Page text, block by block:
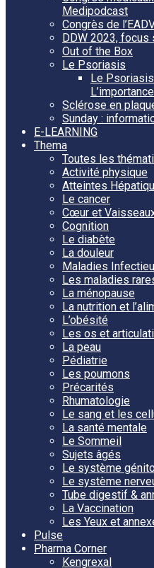
Medipodcast
Congrès de
DDW 2023, focus
Out of the Box
Le Psoriasis
Le
Sclérose en
Sunday :
E-LEARNING
Thema
Toutes les
Activité physique
Atteintes
Le cancer
Cœur et
Cognition
Le diabète
La douleur
Maladies
Les maladies
La ménopause
La nutrition et
L’obésité
Les os et
La peau
Pédiatrie
Les poumons
Précarités
Rhumatologie
Le sang et les
La santé mentale
Le Sommeil
Sujets âgés
Le système
Le système
Tube digestif &
La Vaccination
Les Yeux et
Pulse
Pharma Corner
Kengrexal